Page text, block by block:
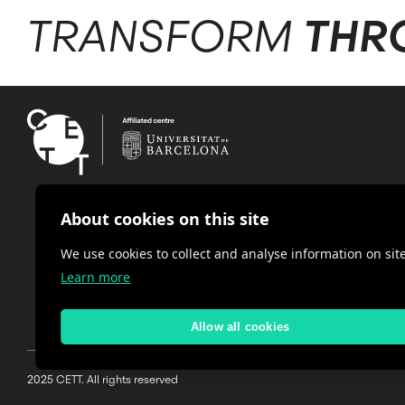
TRANSFORM
2025 CETT. All rights reserved
About cookies on this site
We use cookies to collect and analyse information on
Learn more
Allow all cookies